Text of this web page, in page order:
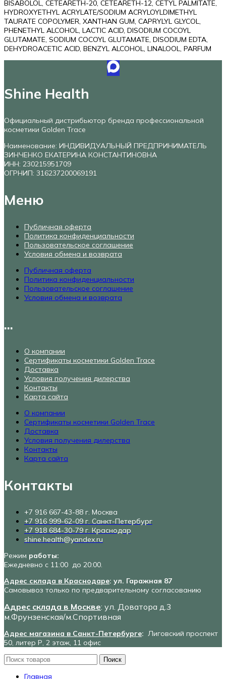
BISABOLOL, CETEARETH-20, CETEARETH-12, CETYL PALMITATE,
HYDROXYETHYL ACRYLATE/SODIUM ACRYLOYLDIMETHYL
TAURATE COPOLYMER, XANTHAN GUM, CAPRYLYL GLYCOL,
PHENETHYL ALCOHOL, LACTIC ACID, DISODIUM COCOYL
GLUTAMATE, SODIUM COCOYL GLUTAMATE, DISODIUM EDTA,
DEHYDROACETIC ACID, BENZYL ALCOHOL, LINALOOL, PARFUM
Shine Health
Официальный дистрибьютор бренда профессиональной
косметики Golden Trace
Наименование: ИНДИВИДУАЛЬНЫЙ ПРЕДПРИНИМАТЕЛЬ
ЗИНЧЕНКО ЕКАТЕРИНА КОНСТАНТИНОВНА
ИНН: 230215951709
ОГРНИП: 316237200069191
Меню
Публичная оферта
Политика конфиденциальности
Пользовательское соглашение
Условия обмена и возврата
Публичная оферта
Политика конфиденциальности
Пользовательское соглашение
Условия обмена и возврата
...
О компании
Сертификаты косметики Golden Trace
Доставка
Условия получения дилерства
Контакты
Карта сайта
О компании
Сертификаты косметики Golden Trace
Доставка
Условия получения дилерства
Контакты
Карта сайта
Контакты
+7 916 667-43-88 г. Москва
+7 916 999-62-09 г. Санкт-Петербург
+7 918 684-30-79 г. Краснодар
shine.health@yandex.ru
Режим работы:
Ежедневно с 11:00 до 20:00.
Адрес склада в Краснодаре: ул. Гаражная 87
Самовывоз только по предварительному согласованию
Адрес склада в Москве: ул. Доватора д.3
м.Фрунзенская/м.Спортивная
Адрес магазина в Санкт-Петербурге: Лиговский проспект
50, литер Р, 2 этаж, 11 офис
Поиск
Главная